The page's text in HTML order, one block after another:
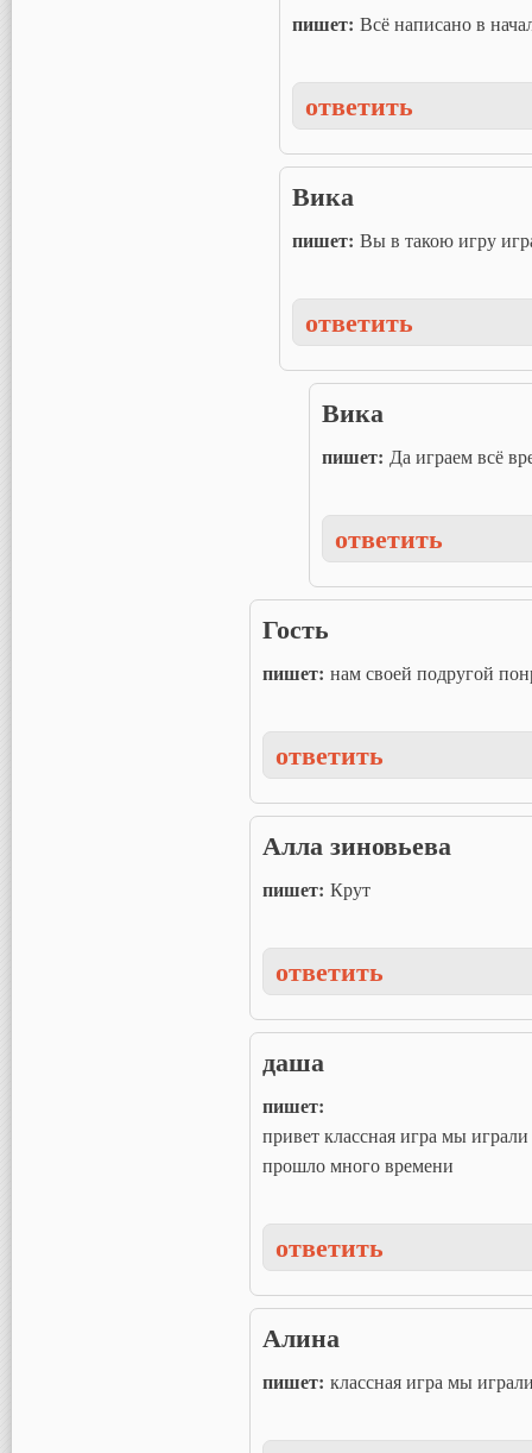
пишет: Всё написано в
ответить
Вика
пишет: Вы в такою игру
ответить
Вика
пишет: Да играем всё
ответить
Гость
пишет: нам своей подругой
ответить
Алла зиновьева
пишет: Крут
ответить
даша
пишет:
привет классная игра мы
прошло много времени
ответить
Алина
пишет: классная игра мы